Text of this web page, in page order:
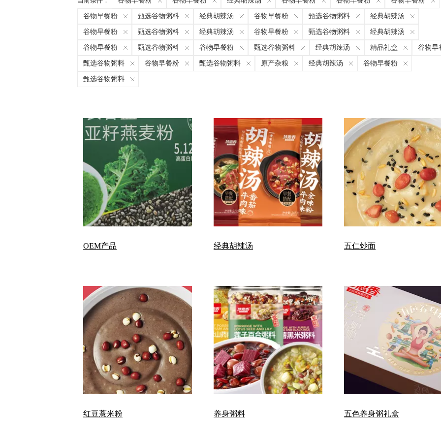
谷物早餐粉 甄选谷物粥料 经典胡辣汤 谷物早餐粉 甄选谷物粥料 经典胡辣汤
谷物早餐粉 甄选谷物粥料 经典胡辣汤 谷物早餐粉 甄选谷物粥料 经典胡辣汤
谷物早餐粉 甄选谷物粥料 谷物早餐粉 甄选谷物粥料 经典胡辣汤 精品礼盒 谷物早
甄选谷物粥料 谷物早餐粉 甄选谷物粥料 原产杂粮 经典胡辣汤 谷物早餐粉
甄选谷物粥料
OEM产品 经典胡辣汤 五仁炒面
红豆薏米粉 养身粥料 五色养身粥礼盒